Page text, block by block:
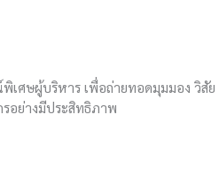
ศษผู้บริหาร เพื่อถ่ายทอดมุมมอง วิสัย
อย่างมีประสิทธิภาพ